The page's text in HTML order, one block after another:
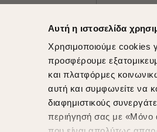
Αυτή η ιστοσελίδα
Χρησιμοποιούμε cookies
προσφέρουμε
και πλατφόρμες
αυτή και συμφωνείτε να
διαφημιστικούς
περιήγησή σας με «Μόνο